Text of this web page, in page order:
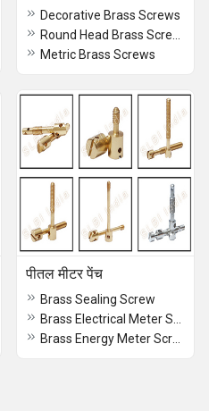
Decorative Brass Screws
Metric Brass Screws
पीतल मीटर पेंच
Brass Sealing Screw